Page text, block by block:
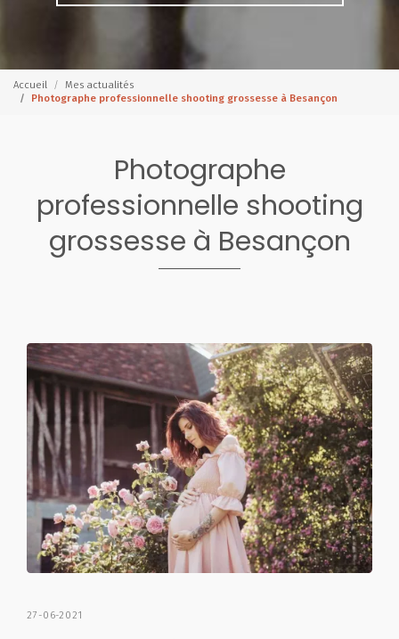
Accueil
Mes actualités
Photographe professionnelle shooting grossesse à Besançon
Photographe
professionnelle shooting
grossesse à Besançon
27-06-2021